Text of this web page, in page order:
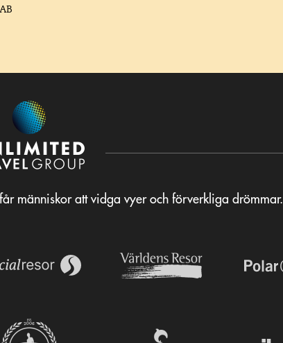
människor att vidga vyer och förverkliga drömmar.